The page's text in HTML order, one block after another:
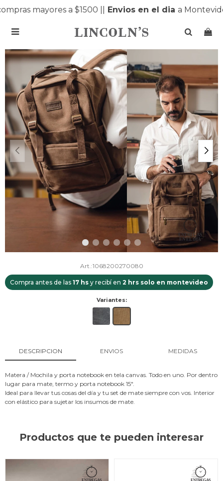
mayores a $1500 || Envios en el diaa

1068200270080
Compra antes de las 17 hs y recibí en 2 hrs solo en montevideo
Variantes:
DESCRIPCION ENVIOS MEDIDAS
Matera / Mochila y porta notebook en tela canvas. Todo en uno. Por dentro
lugar para mate, termo y porta notebook 15".
Ideal para llevar tus cosas del día y tu set de mate siempre con vos. Interior
con elástico para sujetar los insumos de mate.
Productos que te pueden interesar